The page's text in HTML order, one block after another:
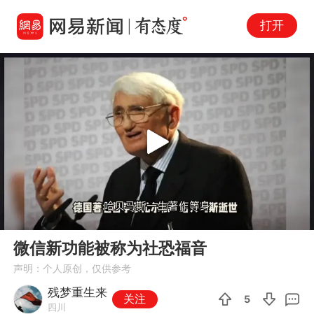
打开
00:00 01:11
Play
微信新功能被称为社恐福音
声明：个人原创，仅供参考
残梦重生来
四川
关注 5